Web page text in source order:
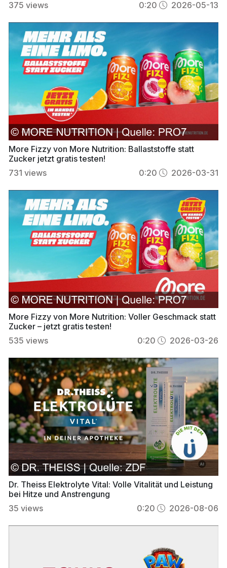
375 views 0:20 2026-05-13
More Fizzy von More Nutrition: Ballaststoffe statt
Zucker jetzt gratis testen!
731 views 0:20 2026-03-31
More Fizzy von More Nutrition: Voller Geschmack statt
Zucker – jetzt gratis testen!
535 views 0:20 2026-03-26
Dr. Theiss Elektrolyte Vital: Volle Vitalität und Leistung
bei Hitze und Anstrengung
35 views 0:20 2026-08-06